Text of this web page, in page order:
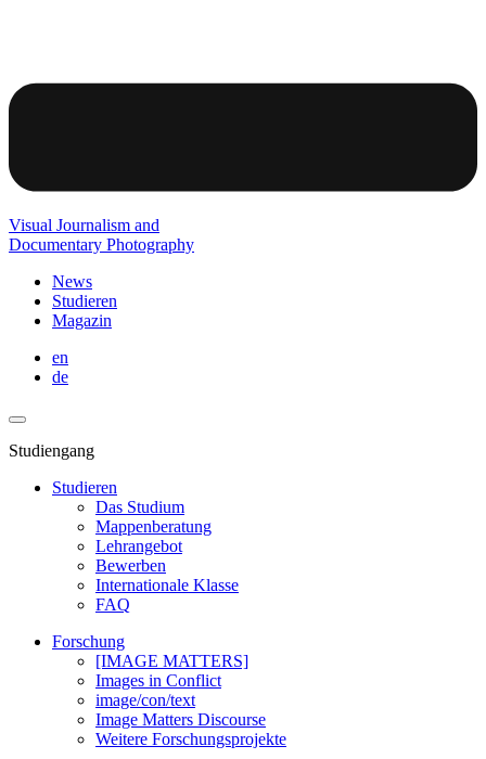
Visual Journalism and
Documentary Photography
News
Studieren
Magazin
en
de
Studiengang
Studieren
Das Studium
Mappenberatung
Lehrangebot
Bewerben
Internationale Klasse
FAQ
Forschung
[IMAGE MATTERS]
Images in Conflict
image/con/text
Image Matters Discourse
Weitere Forschungsprojekte